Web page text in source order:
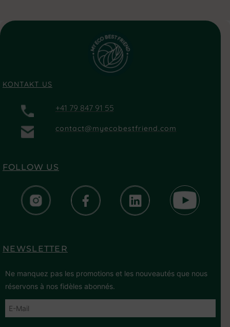
KONTAKT US
+41 79 847 91 55
contact@myecobestfriend.com
FOLLOW US
NEWSLETTER
Ne manquez pas les promotions et les nouveautés que nous
réservons à nos fidèles abonnés.